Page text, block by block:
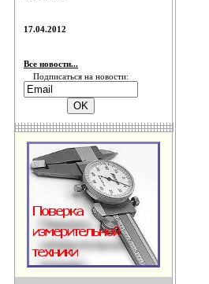
17.04.2012
Все новости...
Подписаться на новости: